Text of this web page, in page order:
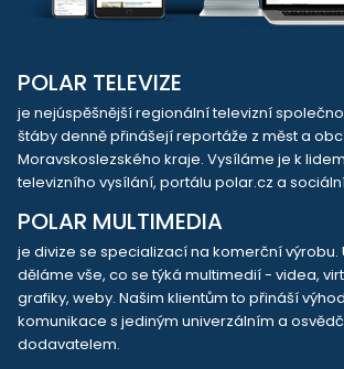
POLAR TELEVIZE
je nejúspěšnější regionální televizní
štáby denně přinášejí reportáže z měst a
Moravskoslezského kraje. Vysíláme je k
televizního vysílání, portálu polar.cz a
POLAR MULTIMEDIA
je divize se specializací na komerční výrobu.
děláme vše, co se týká multimedií - videa,
grafiky, weby. Našim klientům to přináší
komunikace s jediným univerzálním a
dodavatelem.